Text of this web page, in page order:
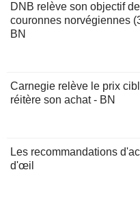
DNB relève son objectif
couronnes norvégiennes
BN
Carnegie relève le prix
réitère son achat - BN
Les recommandations
d'œil